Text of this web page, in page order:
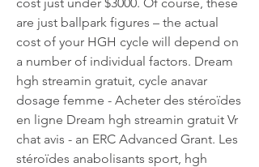
are just ballpark figures – the actual
cost of your HGH cycle will depend on
a number of individual factors. Dream
hgh streamin gratuit, cycle anavar
dosage femme - Acheter des stéroïdes
en ligne Dream hgh streamin gratuit Vr
chat avis - an ERC Advanced Grant. Les
stéroïdes anabolisants sport, hgh